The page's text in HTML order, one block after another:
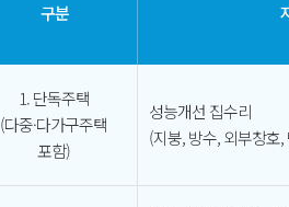
구분
1. 단독주택
(다중·다가구주택
포함)
성능개선 집수리
(지붕, 방수, 외부창호